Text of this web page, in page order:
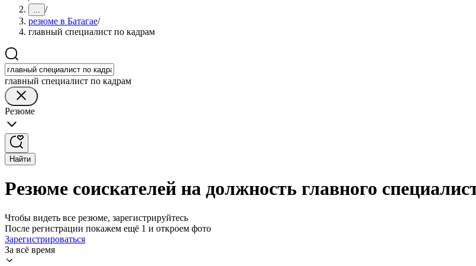
... /
резюме в Батагае/
главный специалист по кадрам
главный специалист по кадрам
Резюме
Найти
Резюме соискателей на должность главного
Чтобы видеть все резюме, зарегистрируйтесь
После регистрации покажем ещё 1 и откроем фото
Зарегистрироваться
За всё время